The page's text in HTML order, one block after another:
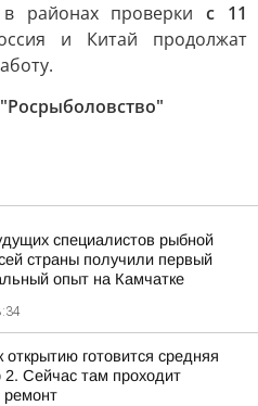
в районах проверкис 11
и Китай продолжат
специалистов рыбной
страны получили первый
опыт на Камчатке
готовится средняя
Сейчас там проходит
ремонт